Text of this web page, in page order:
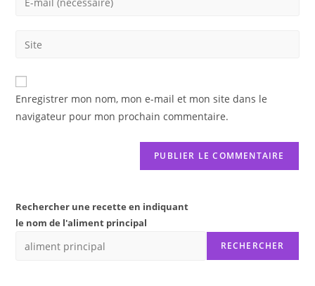
address
comment
Saisir
de
votre
(facultatif)
Enregistrer mon nom, mon e-mail et mon site dans le
navigateur pour mon prochain commentaire.
Rechercher une recette en indiquant
le nom de l'aliment principal
RECHERCHER